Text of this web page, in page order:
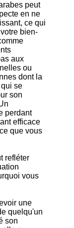
peut
en ne
ce qui
bien-
aux
ou
dont la
se
son
perdant
efficace
que vous
refléter
vous
une
quelqu'un
son